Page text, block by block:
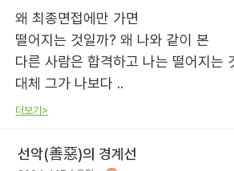
왜 최종면접에만 가면
떨어지는 것일까? 왜 나와 같이 본
다른 사람은 합격하고 나는 떨어지는
대체 그가 나보다 ..
더보기>
선악(善惡)의 경계선